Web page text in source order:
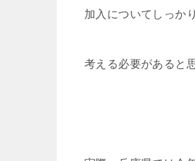
加入についてしっか
考える必要があると